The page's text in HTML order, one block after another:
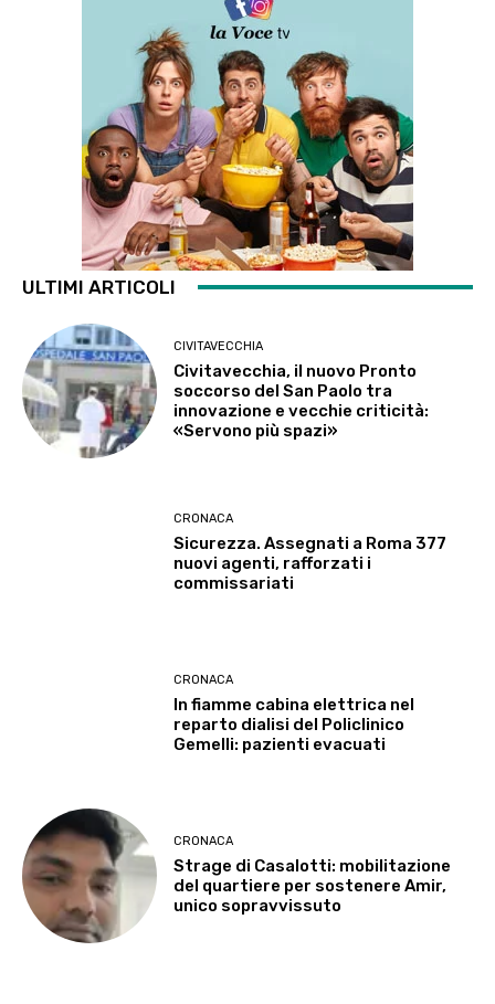
ULTIMI ARTICOLI
CIVITAVECCHIA
Civitavecchia, il nuovo Pronto
soccorso del San Paolo tra
innovazione e vecchie criticità:
«Servono più spazi»
CRONACA
Sicurezza. Assegnati a Roma 377
nuovi agenti, rafforzati i
commissariati
CRONACA
In fiamme cabina elettrica nel
reparto dialisi del Policlinico
Gemelli: pazienti evacuati
CRONACA
Strage di Casalotti: mobilitazione
del quartiere per sostenere Amir,
unico sopravvissuto